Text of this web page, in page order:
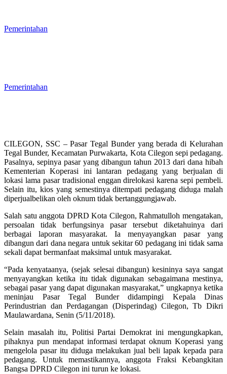
Pemerintahan
Pemerintahan
CILEGON, SSC – Pasar Tegal Bunder yang berada di Kelurahan
Tegal Bunder, Kecamatan Purwakarta, Kota Cilegon sepi pedagang.
Pasalnya, sepinya pasar yang dibangun tahun 2013 dari dana hibah
Kementerian Koperasi ini lantaran pedagang yang berjualan di
lokasi lama pasar tradisional enggan direlokasi karena sepi pembeli.
Selain itu, kios yang semestinya ditempati pedagang diduga malah
diperjualbelikan oleh oknum tidak bertanggungjawab.
Salah satu anggota DPRD Kota Cilegon, Rahmatulloh mengatakan,
persoalan tidak berfungsinya pasar tersebut diketahuinya dari
berbagai laporan masyarakat. Ia menyayangkan pasar yang
dibangun dari dana negara untuk sekitar 60 pedagang ini tidak sama
sekali dapat bermanfaat maksimal untuk masyarakat.
“Pada kenyataanya, (sejak selesai dibangun) kesininya saya sangat
menyayangkan ketika itu tidak digunakan sebagaimana mestinya,
sebagai pasar yang dapat digunakan masyarakat,” ungkapnya ketika
meninjau Pasar Tegal Bunder didampingi Kepala Dinas
Perindustrian dan Perdagangan (Disperindag) Cilegon, Tb Dikri
Maulawardana, Senin (5/11/2018).
Selain masalah itu, Politisi Partai Demokrat ini mengungkapkan,
pihaknya pun mendapat informasi terdapat oknum Koperasi yang
mengelola pasar itu diduga melakukan jual beli lapak kepada para
pedagang. Untuk memastikannya, anggota Fraksi Kebangkitan
Bangsa DPRD Cilegon ini turun ke lokasi.